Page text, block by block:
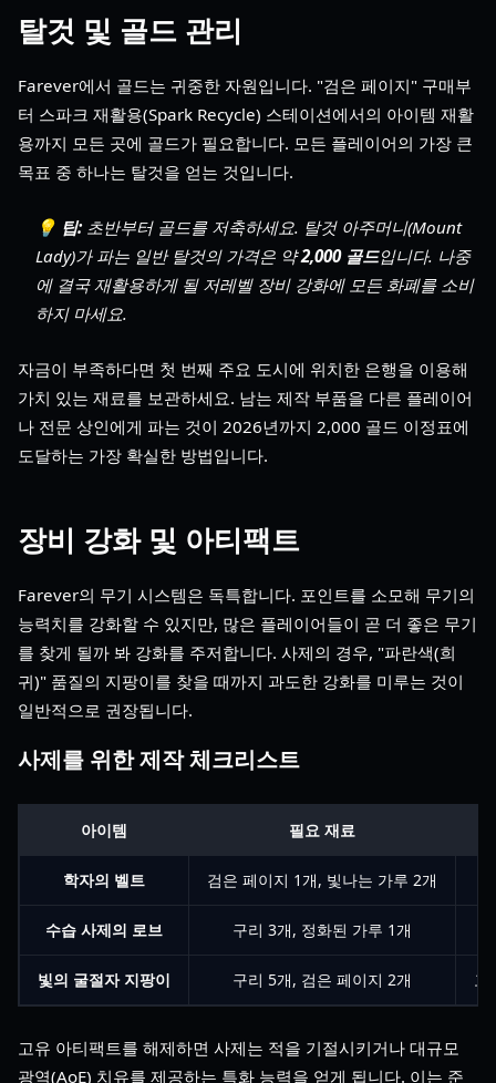
탈것 및 골드 관리
Farever에서 골드는 귀중한 자원입니다. "검은 페이지" 구매부
터 스파크 재활용(Spark Recycle) 스테이션에서의 아이템 재활
용까지 모든 곳에 골드가 필요합니다. 모든 플레이어의 가장 큰
목표 중 하나는 탈것을 얻는 것입니다.
💡 팁:초반부터 골드를 저축하세요. 탈것 아주머니(Mount
Lady)가 파는 일반 탈것의 가격은 약2,000 골드입니다. 나중
에 결국 재활용하게 될 저레벨 장비 강화에 모든 화폐를 소비
하지 마세요.
자금이 부족하다면 첫 번째 주요 도시에 위치한 은행을 이용해
가치 있는 재료를 보관하세요. 남는 제작 부품을 다른 플레이어
나 전문 상인에게 파는 것이 2026년까지 2,000 골드 이정표에
도달하는 가장 확실한 방법입니다.
장비 강화 및 아티팩트
Farever의 무기 시스템은 독특합니다. 포인트를 소모해 무기의
능력치를 강화할 수 있지만, 많은 플레이어들이 곧 더 좋은 무기
를 찾게 될까 봐 강화를 주저합니다. 사제의 경우, "파란색(희
귀)" 품질의 지팡이를 찾을 때까지 과도한 강화를 미루는 것이
일반적으로 권장됩니다.
사제를 위한 제작 체크리스트
아이템 필요 재료
학자의 벨트 검은 페이지 1개, 빛나는 가루 2개
수습 사제의 로브 구리 3개, 정화된 가루 1개
빛의 굴절자 지팡이 구리 5개, 검은 페이지 2개 고
고유 아티팩트를 해제하면 사제는 적을 기절시키거나 대규모
광역(AoE) 치유를 제공하는 특화 능력을 얻게 됩니다. 이는 준